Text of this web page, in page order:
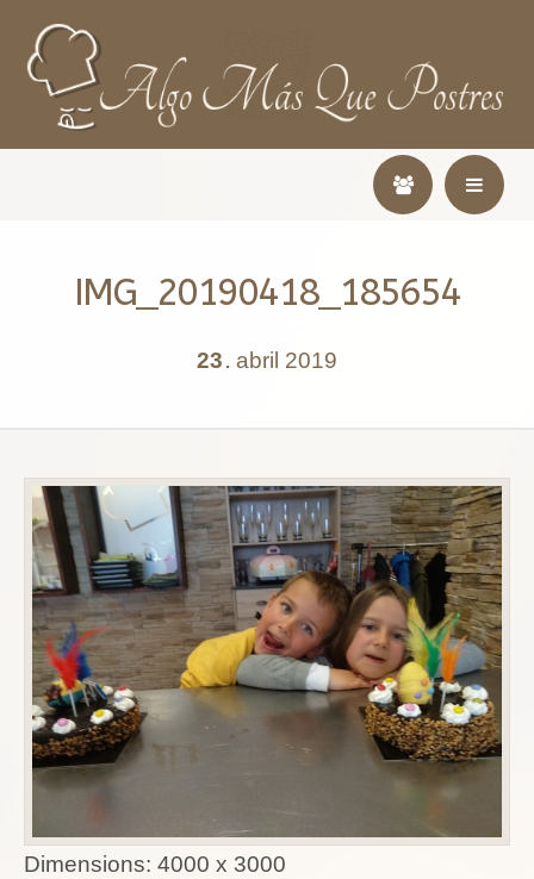
IMG_20190418_185654
23 . abril 2019
Dimensions: 4000 x 3000